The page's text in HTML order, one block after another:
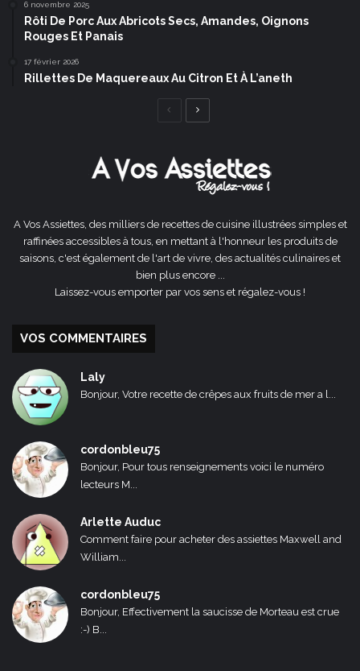
6 novembre 2025
Rôti De Porc Aux Abricots Secs, Amandes, Oignons
Rouges Et Panais
17 février 2026
Rillettes De Maquereaux Au Citron Et À L’aneth
Page
A Vos Assiettes, des milliers de recettes de cuisine illustrées simples et
raffinées accessibles à tous, en mettant à l'honneur les produits de
saisons, c'est également de l'art de vivre, des actualités culinaires et
bien plus encore ...
Laissez-vous emporter par vos sens et régalez-vous !
VOS COMMENTAIRES
Laly
Bonjour, Votre recette de crêpes aux fruits de mer a l...
cordonbleu75
Bonjour, Pour tous renseignements voici le numéro
lecteurs M...
Arlette Auduc
Comment faire pour acheter des assiettes Maxwell and
William...
cordonbleu75
Bonjour, Effectivement la saucisse de Morteau est crue
:-) B...